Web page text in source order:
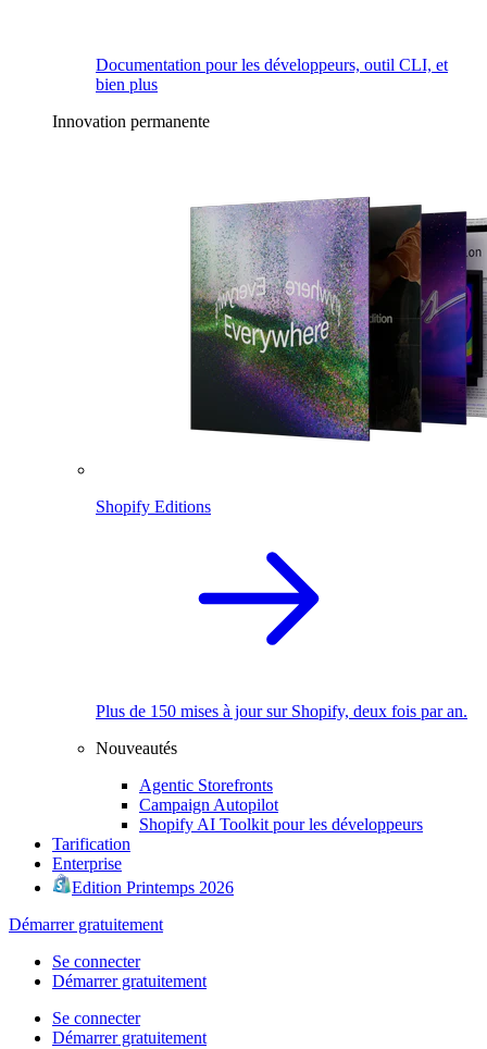
Documentation pour les développeurs, outil CLI, et
bien plus
Innovation permanente
Shopify Editions
Plus de 150 mises à jour sur Shopify, deux fois par an.
Nouveautés
Agentic Storefronts
Campaign Autopilot
Shopify AI Toolkit pour les développeurs
Tarification
Enterprise
Edition Printemps 2026
Démarrer gratuitement
Se connecter
Démarrer gratuitement
Se connecter
Démarrer gratuitement